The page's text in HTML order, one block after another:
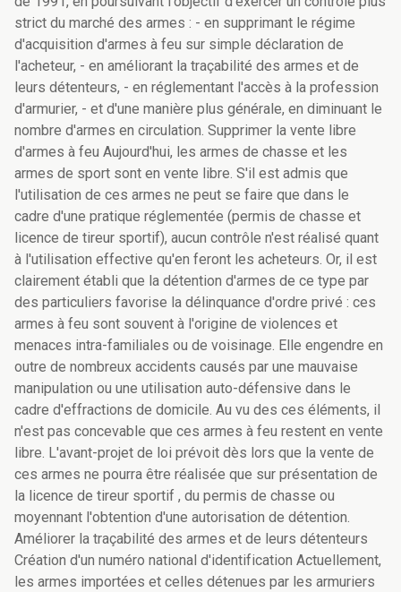
strict du marché des armes : - en supprimant le régime
d'acquisition d'armes à feu sur simple déclaration de
l'acheteur, - en améliorant la traçabilité des armes et de
leurs détenteurs, - en réglementant l'accès à la profession
d'armurier, - et d'une manière plus générale, en diminuant le
nombre d'armes en circulation. Supprimer la vente libre
d'armes à feu Aujourd'hui, les armes de chasse et les
armes de sport sont en vente libre. S'il est admis que
l'utilisation de ces armes ne peut se faire que dans le
cadre d'une pratique réglementée (permis de chasse et
licence de tireur sportif), aucun contrôle n'est réalisé quant
à l'utilisation effective qu'en feront les acheteurs. Or, il est
clairement établi que la détention d'armes de ce type par
des particuliers favorise la délinquance d'ordre privé : ces
armes à feu sont souvent à l'origine de violences et
menaces intra-familiales ou de voisinage. Elle engendre en
outre de nombreux accidents causés par une mauvaise
manipulation ou une utilisation auto-défensive dans le
cadre d'effractions de domicile. Au vu des ces éléments, il
n'est pas concevable que ces armes à feu restent en vente
libre. L'avant-projet de loi prévoit dès lors que la vente de
ces armes ne pourra être réalisée que sur présentation de
la licence de tireur sportif , du permis de chasse ou
moyennant l'obtention d'une autorisation de détention.
Améliorer la traçabilité des armes et de leurs détenteurs
Création d'un numéro national d'identification Actuellement,
les armes importées et celles détenues par les armuriers